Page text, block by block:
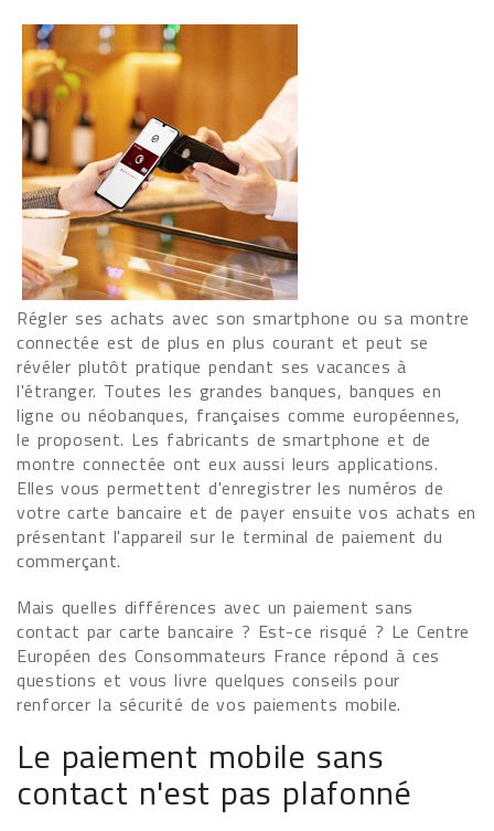
Régler ses achats avec son smartphone ou sa montre
connectée est de plus en plus courant et peut se
révéler plutôt pratique pendant ses vacances à
l'étranger. Toutes les grandes banques, banques en
ligne ou néobanques, françaises comme européennes,
le proposent. Les fabricants de smartphone et de
montre connectée ont eux aussi leurs applications.
Elles vous permettent d'enregistrer les numéros de
votre carte bancaire et de payer ensuite vos achats en
présentant l'appareil sur le terminal de paiement du
commerçant.
Mais quelles différences avec un paiement sans
contact par carte bancaire ? Est-ce risqué ? Le Centre
Européen des Consommateurs France répond à ces
questions et vous livre quelques conseils pour
renforcer la sécurité de vos paiements mobile.
Le paiement mobile sans
contact n'est pas plafonné